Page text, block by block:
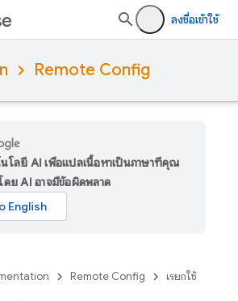
ลงชื่อเข้าใช้
Remote Config
โลยี AI เพื่อแปลเนื้อหาเป็นภาษาที่คุณ
ดย AI อาจมีข้อผิดพลาด
Remote Config เรียกใช้